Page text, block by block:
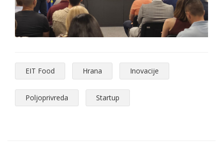
EIT Food Hrana Inovacije
Poljoprivreda Startup